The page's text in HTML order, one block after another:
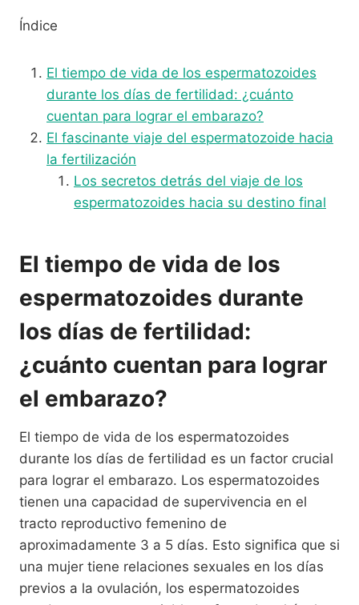
Índice
El tiempo de vida de los espermatozoides
durante los días de fertilidad: ¿cuánto
cuentan para lograr el embarazo?
El fascinante viaje del espermatozoide hacia
la fertilización
Los secretos detrás del viaje de los
espermatozoides hacia su destino final
El tiempo de vida de los
espermatozoides durante
los días de fertilidad:
¿cuánto cuentan para lograr
el embarazo?
El tiempo de vida de los espermatozoides
durante los días de fertilidad es un factor crucial
para lograr el embarazo. Los espermatozoides
tienen una capacidad de supervivencia en el
tracto reproductivo femenino de
aproximadamente 3 a 5 días. Esto significa que si
una mujer tiene relaciones sexuales en los días
previos a la ovulación, los espermatozoides